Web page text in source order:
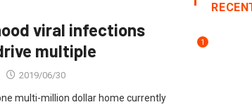
viral infections
multiple
2019/06/30
multi-million dollar home currently
1